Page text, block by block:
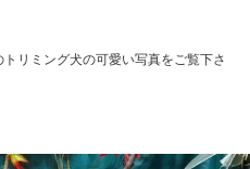
リミング犬の可愛い写真をご覧下さ